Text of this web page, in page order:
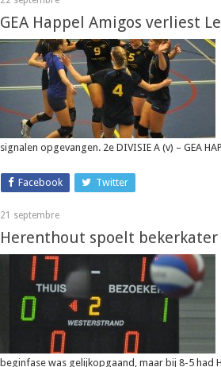
GEA Happel Amigos verliest
signalen opgevangen. 2e DIVISIE A (v) – GEA
Facebook Twitter
21 septembre
Herenthout spoelt bekerkater
beginfase was gelijkopgaand, maar bij 8-5 had